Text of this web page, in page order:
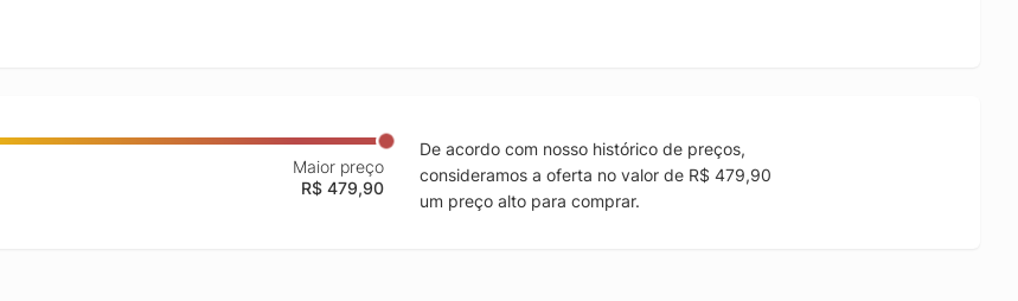
Maior preço
R$ 479,90
De acordo com nosso histórico de preços,
consideramos a oferta no valor de R$ 479,90
um preço alto para comprar.